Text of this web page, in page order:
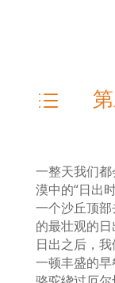
d
一整天我们
漠中的“日出
一个沙丘顶
的最壮观的日
日出之后，
一顿丰盛的